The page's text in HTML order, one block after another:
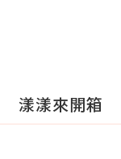
漾漾來開箱